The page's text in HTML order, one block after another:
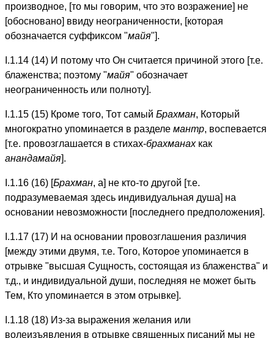
производное, [то мы говорим, что это возражение] не
[обосновано] ввиду неограниченности, [которая
обозначается суффиксом "майя"].
I.1.14 (14) И потому что Он считается причиной этого [т.е.
блаженства; поэтому "майя" обозначает
неограниченность или полноту].
I.1.15 (15) Кроме того, Тот самый Брахман, Который
многократно упоминается в разделе мантр, воспевается
[т.е. провозглашается в стихах-брахманaхкак
анандамайя].
I.1.16 (16) [Брахман, а] не кто-то другой [т.е.
подразумеваемая здесь индивидуальная душа] на
основании невозможности [последнего предположения].
I.1.17 (17) И на основании провозглашения различия
[между этими двумя, т.е. Того, Которое упоминается в
отрывке "высшая Сущность, состоящая из блаженства" и
т.д., и индивидуальной души, последняя не может быть
Тем, Кто упоминается в этом отрывке].
I.1.18 (18) Из-за выражения желания или
волеизъявления в отрывке священных писаний мы не